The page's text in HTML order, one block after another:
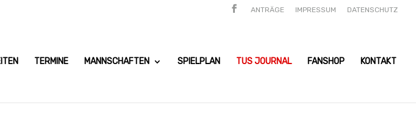
ANTRÄGE IMPRESSUM DATENSCHUTZ
TERMINE MANNSCHAFTEN SPIELPLAN TUS JOURNAL FANSHOP KONTAKT